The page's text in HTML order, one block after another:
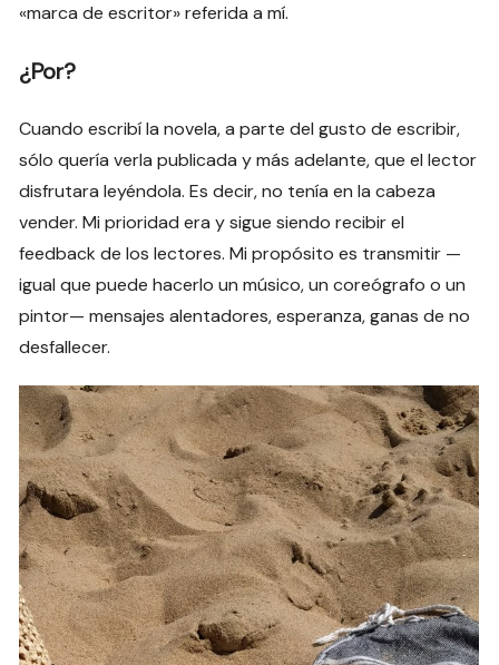
«marca de escritor» referida a mí.
¿Por?
Cuando escribí la novela, a parte del gusto de escribir,
sólo quería verla publicada y más adelante, que el lector
disfrutara leyéndola. Es decir, no tenía en la cabeza
vender. Mi prioridad era y sigue siendo recibir el
feedback de los lectores. Mi propósito es transmitir —
igual que puede hacerlo un músico, un coreógrafo o un
pintor— mensajes alentadores, esperanza, ganas de no
desfallecer.